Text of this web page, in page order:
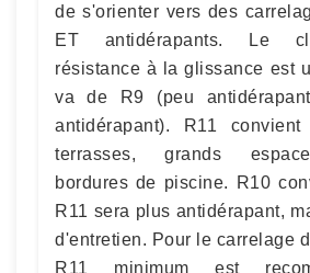
de s'orienter vers des
ET antidérapants. Le
résistance à la glissance est
va de R9 (peu
antidérapant). R11
terrasses, grands
bordures de piscine. R10
R11 sera plus antidérapant,
d'entretien. Pour le carrelage
R11 minimum est